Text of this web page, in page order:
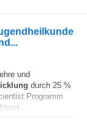
und
durch 25 %
Programm